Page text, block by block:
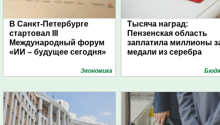
В Санкт-Петербурге
стартовал III
Международный форум
«ИИ – будущее сегодня»
Экономика
Тысяча наград:
Пензенская область
заплатила миллионы
медали из серебра